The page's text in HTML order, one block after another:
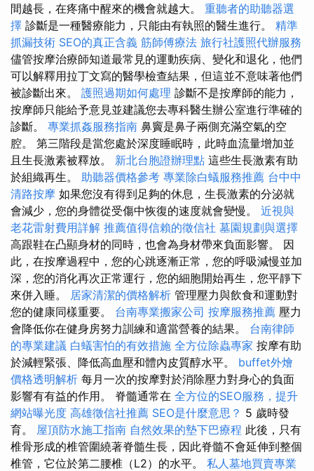
間越長，在疼痛中醒來的機會就越大。 重聽者的助聽器選
擇 診斷是一種醫療能力，只能由有執照的醫生進行。 精準
抓漏技術 SEO的真正含義 筋師傅療法 旅行社護照代辦服務
儘管按摩治療師知道最常見的運動疾病、變化和退化，他們
可以解釋用拉丁文寫的醫學檢查結果，但這並不意味著他們
被診斷出來。 護照過期如何處理 診斷不是按摩師的能力，
按摩師只能給予意見並建議您去專科醫生辦公室進行準確的
診斷。 專業抓姦服務指南 鼻竇是鼻子兩側充滿空氣的空
腔。 第三階段是當您處於深度睡眠時，此時血流量增加並
且生長激素被釋放。 新北台胞證辦理點 這些生長激素有助
於組織再生。 助聽器價格參考 專業除白蟻服務推薦 台中中
清路按摩 如果您沒有得到足夠的休息，生長激素的分泌就
會減少，您的身體從受傷中恢復的速度就會變慢。 近視與
老花雷射費用詳解 推薦值得信賴的徵信社 墓園規劃與選擇
高跟鞋在凸顯身材的同時，也會為身材帶來負面影響。 因
此，在按摩過程中，您的心跳逐漸正常，您的呼吸減慢並加
深，您的消化再次正常運行，您的細胞開始再生，您平靜下
來併入睡。 居家清潔的價格解析 管理壓力與飲食和運動對
您的健康同樣重要。 台南專業搬家公司 按摩服務推薦 壓力
會降低你在健身房努力訓練和適當營養的結果。 台南律師
的專業建議 白蟻害怕的有效措施 全方位除蟲專家 按摩有助
於減輕緊張、降低高血壓和體內皮質醇水平。 buffet外燴
價格透明解析 每月一次的按摩對於消除壓力對身心的負面
影響有有益的作用。 脊髓通常在 全方位的SEO服務，提升
網站曝光度 高雄徵信社推薦 SEO是什麼意思？ 5 歲時發
育。 屋頂防水施工指南 自然效果的墊下巴療程 此後，只有
椎骨形成的椎管圍繞著脊髓生長，因此脊髓不會延伸到整個
椎管，它位於第二腰椎（L2）的水平。 私人墓地買賣專業